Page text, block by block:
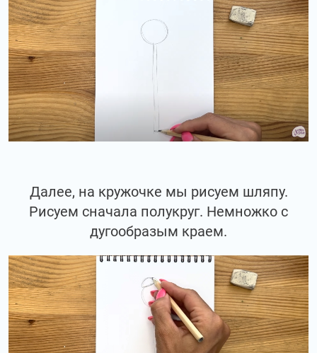
Далее, на кружочке мы рисуем шляпу.
Рисуем сначала полукруг. Немножко с
дугообразым краем.